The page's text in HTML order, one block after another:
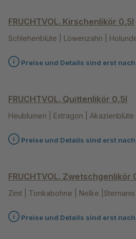
FRUCHTVOL. Kirschenlikör 0,5l
Schlehenblüte | Löwenzahn |
Preise und Details sind erst
FRUCHTVOL. Quittenlikör 0,5l
Heublumen | Estragon | Akazienblüte
Preise und Details sind erst
FRUCHTVOL. Zwetschgenlikör
Zimt | Tonkabohne | Nelke |Sternanis
Preise und Details sind erst